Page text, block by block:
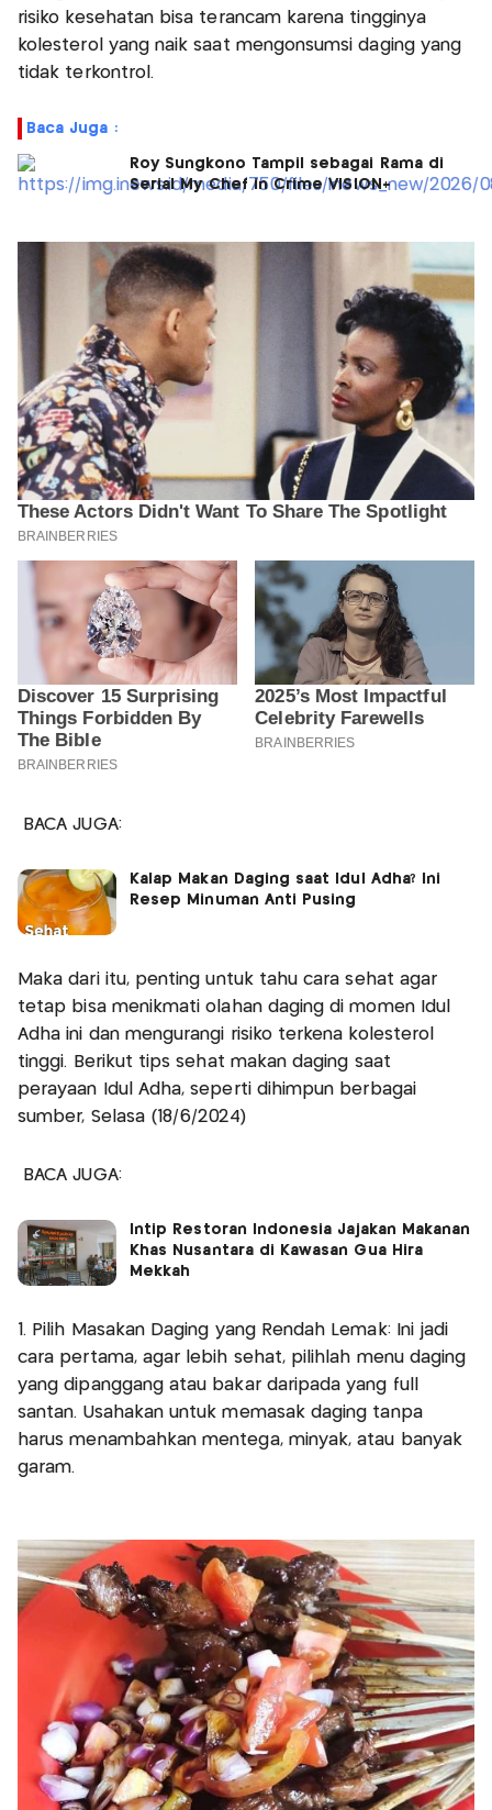
risiko kesehatan bisa terancam karena tingginya
kolesterol yang naik saat mengonsumsi daging yang
tidak terkontrol.
Baca Juga :
Roy Sungkono Tampil sebagai Rama di
Serial My Chef in Crime VISION+
BACA JUGA:
Kalap Makan Daging saat Idul Adha? Ini
Resep Minuman Anti Pusing
Maka dari itu, penting untuk tahu cara sehat agar
tetap bisa menikmati olahan daging di momen Idul
Adha ini dan mengurangi risiko terkena kolesterol
tinggi. Berikut tips sehat makan daging saat
perayaan Idul Adha, seperti dihimpun berbagai
sumber, Selasa (18/6/2024)
BACA JUGA:
Intip Restoran Indonesia Jajakan Makanan
Khas Nusantara di Kawasan Gua Hira
Mekkah
1. Pilih Masakan Daging yang Rendah Lemak: Ini jadi
cara pertama, agar lebih sehat, pilihlah menu daging
yang dipanggang atau bakar daripada yang full
santan. Usahakan untuk memasak daging tanpa
harus menambahkan mentega, minyak, atau banyak
garam.